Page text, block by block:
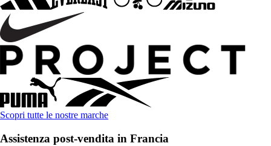
Scopri tutte le nostre marche
Assistenza post-vendita in Francia